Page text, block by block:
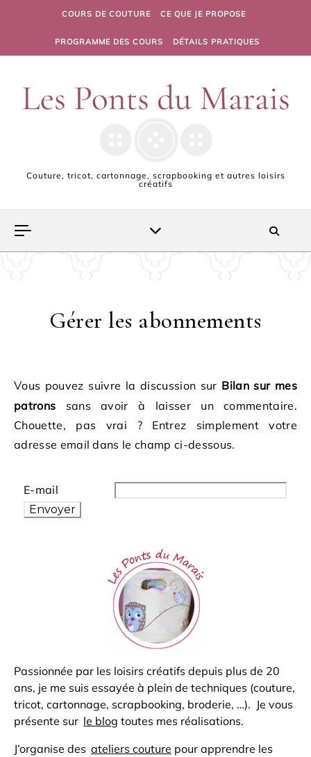
Skip to contentCOURS DE COUTURE CE QUE JE PROPOSE
PROGRAMME DES COURS DÉTAILS PRATIQUES
Couture, tricot, cartonnage, scrapbooking et autres loisirs
créatifs
Gérer les abonnements
Vous pouvez suivre la discussion sur Bilan sur mes
patrons sans avoir à laisser un commentaire.
Chouette, pas vrai ? Entrez simplement votre
adresse email dans le champ ci-dessous.
E-mail
Passionnée par les loisirs créatifs depuis plus de 20
ans, je me suis essayée à plein de techniques (couture,
tricot, cartonnage, scrapbooking, broderie, …). Je vous
présente sur le blog toutes mes réalisations.
J’organise des ateliers couture pour apprendre les